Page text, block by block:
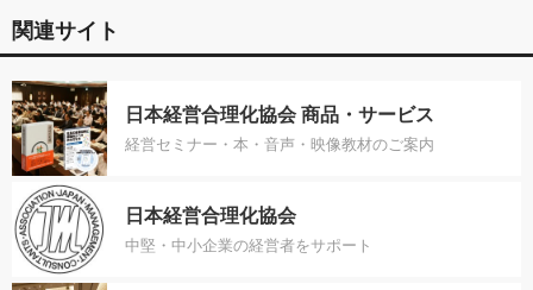
関連サイト
日本経営合理化協会 商品・サービス
経営セミナー・本・音声・映像教材のご案内
日本経営合理化協会
中堅・中小企業の経営者をサポート